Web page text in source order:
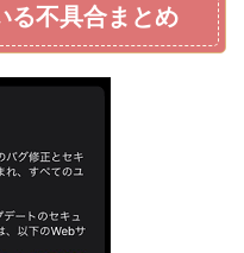
る不具合まとめ